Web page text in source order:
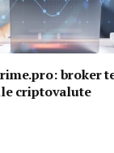
broker
criptovalute